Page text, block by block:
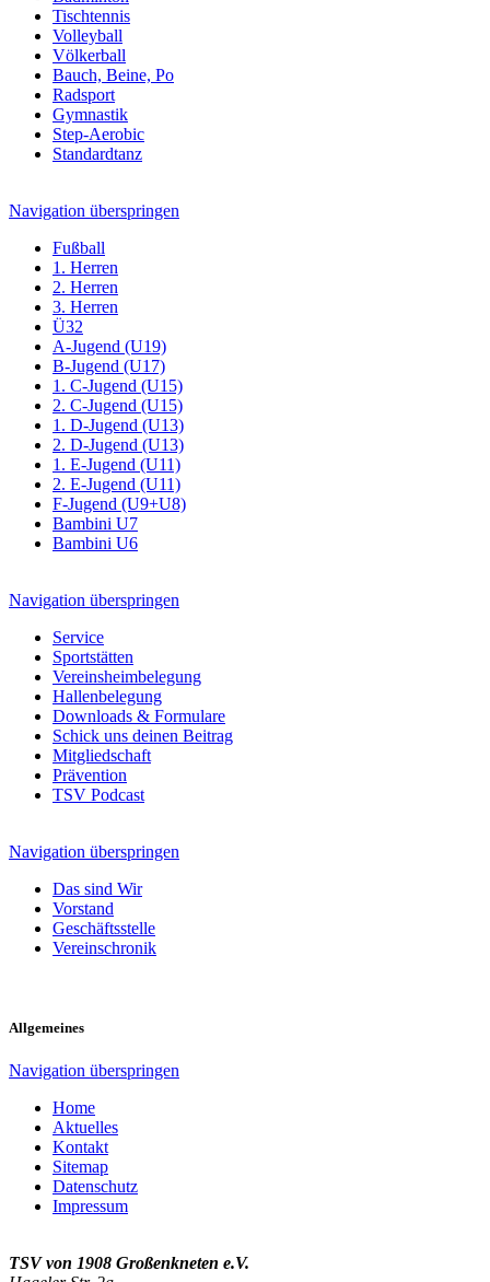
Tischtennis
Volleyball
Völkerball
Bauch, Beine, Po
Radsport
Gymnastik
Step-Aerobic
Standardtanz
Navigation überspringen
Fußball
1. Herren
2. Herren
3. Herren
Ü32
A-Jugend (U19)
B-Jugend (U17)
1. C-Jugend (U15)
2. C-Jugend (U15)
1. D-Jugend (U13)
2. D-Jugend (U13)
1. E-Jugend (U11)
2. E-Jugend (U11)
F-Jugend (U9+U8)
Bambini U7
Bambini U6
Navigation überspringen
Service
Sportstätten
Vereinsheimbelegung
Hallenbelegung
Downloads & Formulare
Schick uns deinen Beitrag
Mitgliedschaft
Prävention
TSV Podcast
Navigation überspringen
Das sind Wir
Vorstand
Geschäftsstelle
Vereinschronik
Allgemeines
Navigation überspringen
Home
Aktuelles
Kontakt
Sitemap
Datenschutz
Impressum
TSV von 1908 Großenkneten e.V.